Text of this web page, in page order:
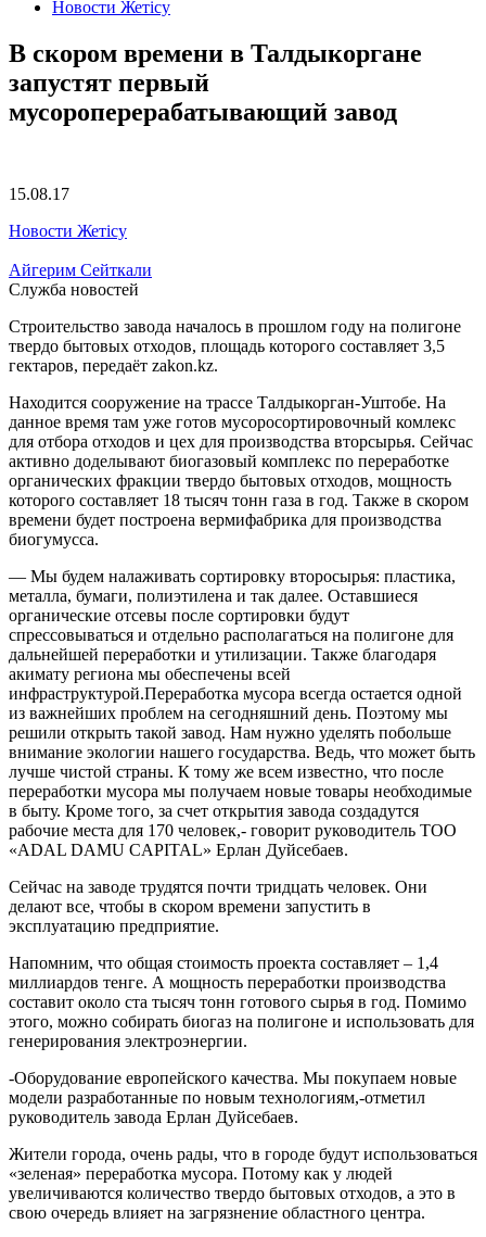
Новости Жетісу
В скором времени в Талдыкоргане
запустят первый
мусороперерабатывающий завод
15.08.17
Новости Жетісу
Айгерим Сейткали
Служба новостей
Строительство завода началось в прошлом году на полигоне
твердо бытовых отходов, площадь которого составляет 3,5
гектаров, передаёт zakon.kz.
Находится сооружение на трассе Талдыкорган-Уштобе. На
данное время там уже готов мусоросортировочный комлекс
для отбора отходов и цех для производства вторсырья. Сейчас
активно доделывают биогазовый комплекс по переработке
органических фракции твердо бытовых отходов, мощность
которого составляет 18 тысяч тонн газа в год. Также в скором
времени будет построена вермифабрика для производства
биогумусса.
— Мы будем налаживать сортировку второсырья: пластика,
металла, бумаги, полиэтилена и так далее. Оставшиеся
органические отсевы после сортировки будут
спрессовываться и отдельно располагаться на полигоне для
дальнейшей переработки и утилизации. Также благодаря
акимату региона мы обеспечены всей
инфраструктурой.Переработка мусора всегда остается одной
из важнейших проблем на сегодняшний день. Поэтому мы
решили открыть такой завод. Нам нужно уделять побольше
внимание экологии нашего государства. Ведь, что может быть
лучше чистой страны. К тому же всем известно, что после
переработки мусора мы получаем новые товары необходимые
в быту. Кроме того, за счет открытия завода создадутся
рабочие места для 170 человек,- говорит руководитель ТОО
«ADAL DAMU CAPITAL» Ерлан Дуйсебаев.
Сейчас на заводе трудятся почти тридцать человек. Они
делают все, чтобы в скором времени запустить в
эксплуатацию предприятие.
Напомним, что общая стоимость проекта составляет – 1,4
миллиардов тенге. А мощность переработки производства
составит около ста тысяч тонн готового сырья в год. Помимо
этого, можно собирать биогаз на полигоне и использовать для
генерирования электроэнергии.
-Оборудование европейского качества. Мы покупаем новые
модели разработанные по новым технологиям,-отметил
руководитель завода Ерлан Дуйсебаев.
Жители города, очень рады, что в городе будут использоваться
«зеленая» переработка мусора. Потому как у людей
увеличиваются количество твердо бытовых отходов, а это в
свою очередь влияет на загрязнение областного центра.